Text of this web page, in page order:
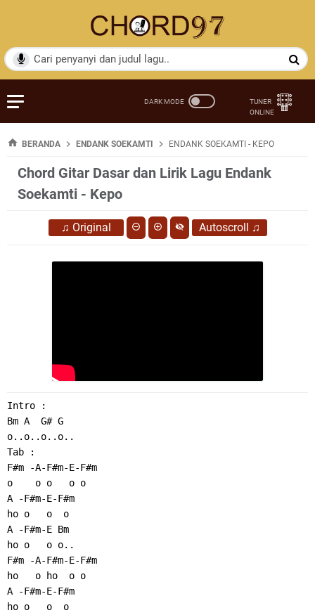
BERANDA ENDANK SOEKAMTI ENDANK SOEKAMTI - KEPO
Chord Gitar Dasar dan Lirik Lagu Endank
Soekamti - Kepo
♫ Original Autoscroll ♫
Intro :
Bm A  G# G
o..o..o..o..
Tab :
F#m -A-F#m-E-F#m
o    o o   o o
A -F#m-E-F#m
ho o   o  o
A -F#m-E Bm
ho o   o o..
F#m -A-F#m-E-F#m
ho   o ho  o o
A -F#m-E-F#m
ho o   o  o